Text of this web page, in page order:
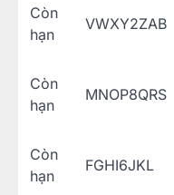
Còn
hạn
VWXY2ZAB
Còn
hạn
MNOP8QRS
Còn
hạn
FGHI6JKL